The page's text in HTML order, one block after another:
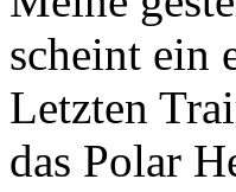
scheint ein
Letzten
das Polar